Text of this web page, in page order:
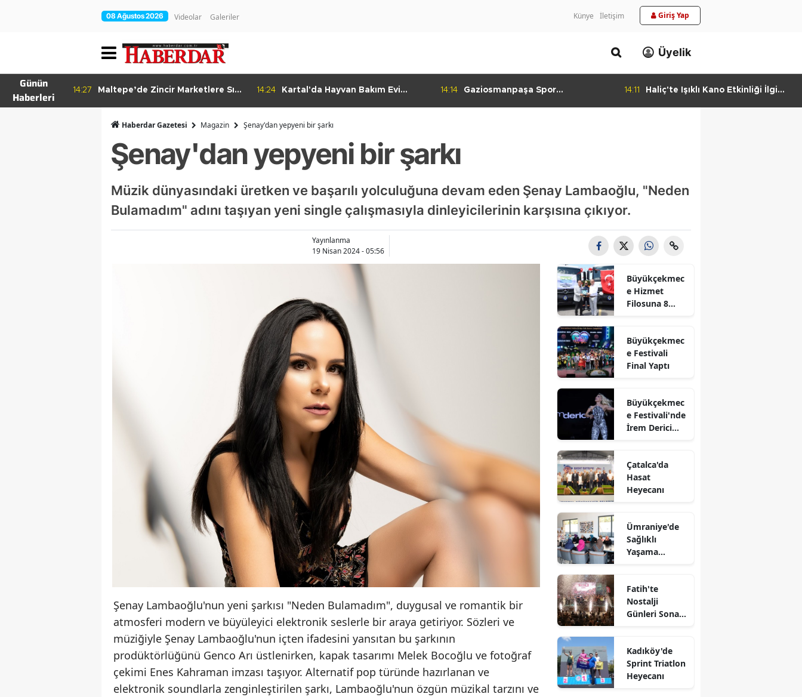
08 Ağustos 2026 Videolar Galeriler Künye İletişim Giriş Yap
Üyelik
Günün
Haberleri
14:27
Maltepe’de Zincir Marketlere Sıkı
14:24
Kartal'da Hayvan Bakım Evi
14:14
Gaziosmanpaşa Spor
14:11
Haliç'te Işıklı Kano Etkinliği İlgi
Haberdar Gazetesi Magazin Şenay'dan yepyeni bir şarkı
Şenay'dan yepyeni bir şarkı
Müzik dünyasındaki üretken ve başarılı yolculuğuna devam eden Şenay Lambaoğlu, "Neden
Bulamadım" adını taşıyan yeni single çalışmasıyla dinleyicilerinin karşısına çıkıyor.
Yayınlanma
19 Nisan 2024 - 05:56
Şenay Lambaoğlu'nun yeni şarkısı "Neden Bulamadım", duygusal ve romantik bir
atmosferi modern ve büyüleyici elektronik seslerle bir araya getiriyor. Sözleri ve
müziğiyle Şenay Lambaoğlu'nun içten ifadesini yansıtan bu şarkının
prodüktörlüğünü Genco Arı üstlenirken, kapak tasarımı Melek Bocoğlu ve fotoğraf
çekimi Enes Kahraman imzası taşıyor. Alternatif pop türünde hazırlanan ve
elektronik soundlarla zenginleştirilen şarkı, Lambaoğlu'nun özgün müzikal tarzını ve
Büyükçekmec
e Hizmet
Filosuna 8
Büyükçekmec
e Festivali
Final Yaptı
Büyükçekmec
e Festivali'nde
İrem Derici
Çatalca'da
Hasat
Heyecanı
Ümraniye'de
Sağlıklı
Yaşama
Fatih'te
Nostalji
Günleri Sona
Kadıköy'de
Sprint Triatlon
Heyecanı